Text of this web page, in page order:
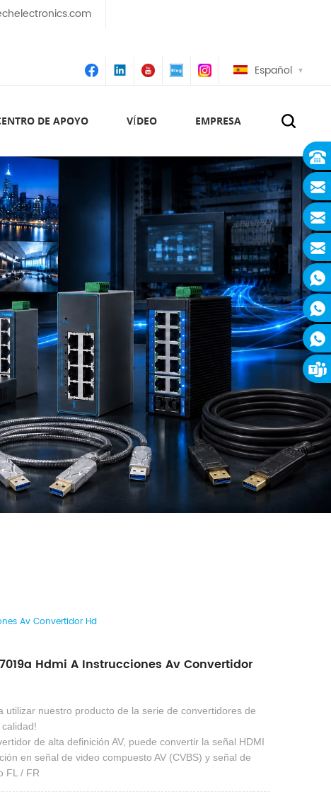
Español
DE APOYO VÍDEO EMPRESA
Av Convertidor Hd
Hdmi A Instrucciones Av Convertidor
utilizar nuestro producto de la serie de convertidores de
de alta definición AV, puede convertir la señal HDMI
en señal de video compuesto AV (CVBS) y señal de
FL / FR